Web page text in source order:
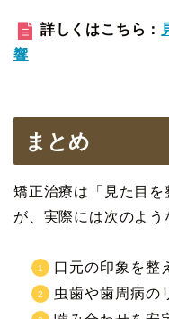
詳しくはこちら：
響
まとめ
矯正治療は「見た目
が、実際には次のよう
口元の印象を整
虫歯や歯周病の